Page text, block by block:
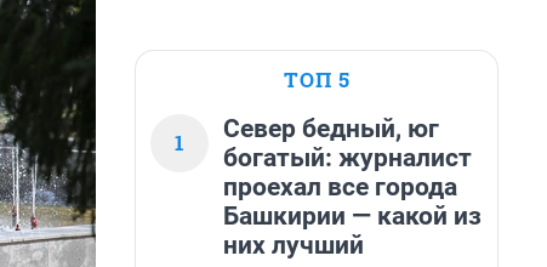
ТОП 5
1
Север бедный, юг
богатый: журналист
проехал все города
Башкирии — какой из
них лучший